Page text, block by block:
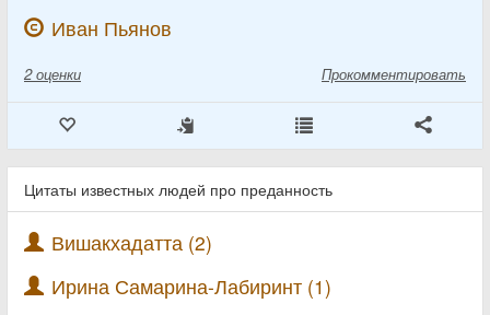
Иван Пьянов
2 оценки Прокомментировать
Цитаты известных людей про преданность
Вишакхадатта (2)
Ирина Самарина-Лабиринт (1)